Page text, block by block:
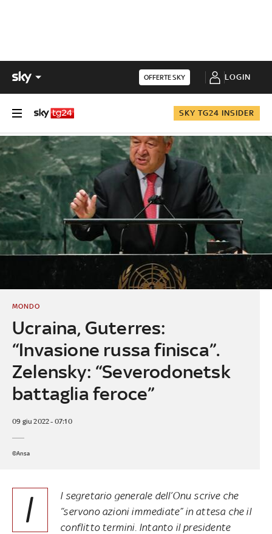
OFFERTE SKY LOGIN
SKY TG24 INSIDER
Ucraina, Guterres:
“Invasione russa finisca”.
Zelensky: “Severodonetsk
battaglia feroce”
MONDO
09 giu 2022 - 07:10
©Ansa
I
l segretario generale dell’Onu scrive che
“servono azioni immediate” in attesa che il
conflitto termini. Intanto il presidente